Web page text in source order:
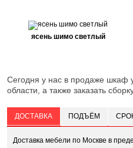
ясень шимо светлый
Сегодня у нас в продаже шкаф
области, а также заказать
ДОСТАВКА ПОДЪЁМ
Доставка мебели по Москве в